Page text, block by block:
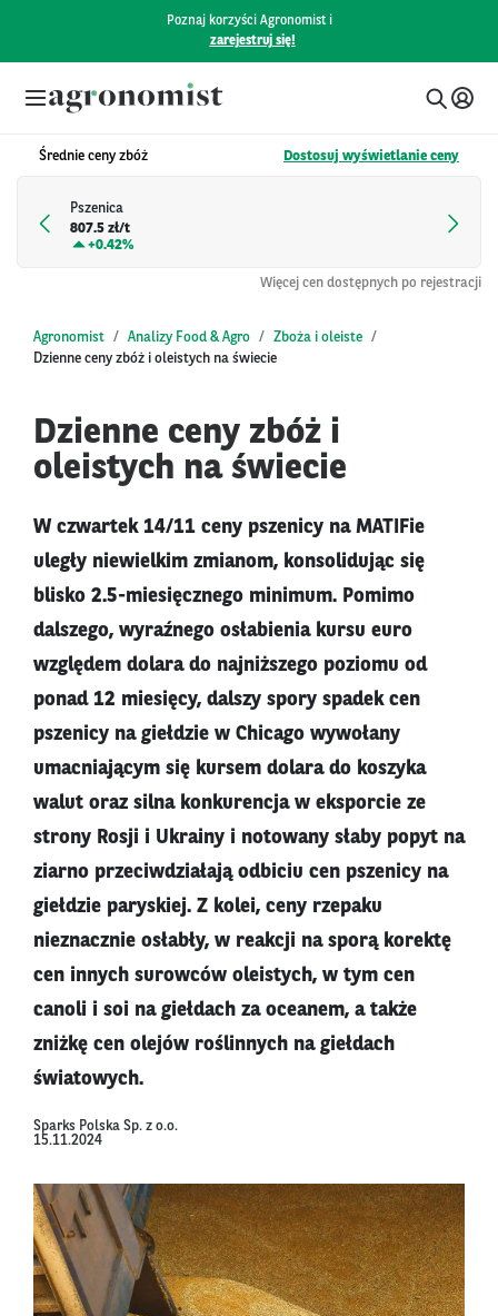
Poznaj korzyści Agronomist i
zarejestruj się!
Średnie ceny zbóż Dostosuj wyświetlanie ceny
Pszenica
807.5 zł/t
+0.42%
Więcej cen dostępnych po rejestracji
Agronomist Analizy Food & Agro
Zboża i oleiste
Dzienne ceny zbóż i oleistych na świecie
Dzienne ceny zbóż i
oleistych na świecie
W czwartek 14/11 ceny pszenicy na MATIFie
uległy niewielkim zmianom, konsolidując się
blisko 2.5-miesięcznego minimum. Pomimo
dalszego, wyraźnego osłabienia kursu euro
względem dolara do najniższego poziomu od
ponad 12 miesięcy, dalszy spory spadek cen
pszenicy na giełdzie w Chicago wywołany
umacniającym się kursem dolara do koszyka
walut oraz silna konkurencja w eksporcie ze
strony Rosji i Ukrainy i notowany słaby popyt na
ziarno przeciwdziałają odbiciu cen pszenicy na
giełdzie paryskiej. Z kolei, ceny rzepaku
nieznacznie osłabły, w reakcji na sporą korektę
cen innych surowców oleistych, w tym cen
canoli i soi na giełdach za oceanem, a także
zniżkę cen olejów roślinnych na giełdach
światowych.
Sparks Polska Sp. z o.o.
15.11.2024